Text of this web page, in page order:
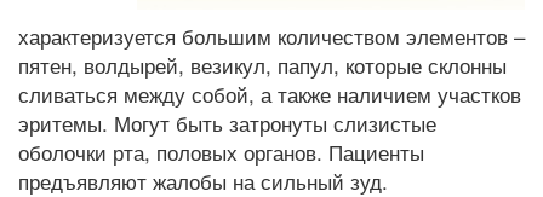
характеризуется большим количеством элементов –
пятен, волдырей, везикул, папул, которые склонны
сливаться между собой, а также наличием участков
эритемы. Могут быть затронуты слизистые
оболочки рта, половых органов. Пациенты
предъявляют жалобы на сильный зуд.